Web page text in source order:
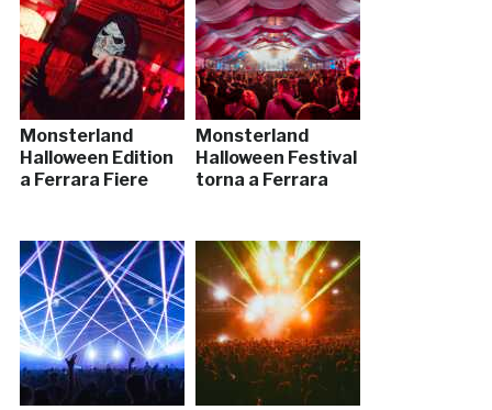
Monsterland
Halloween Edition
a Ferrara Fiere
Monsterland
Halloween Festival
torna a Ferrara